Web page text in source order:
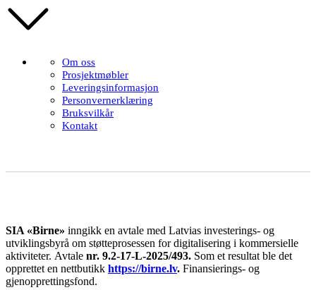
Om oss
Prosjektmøbler
Leveringsinformasjon
Personvernerklæring
Bruksvilkår
Kontakt
SIA «Birne» inngikk en avtale med Latvias investerings- og
utviklingsbyrå om støtteprosessen for digitalisering i kommersielle
aktiviteter. Avtale nr. 9.2-17-L-2025/493. Som et resultat ble det
opprettet en nettbutikk https://birne.lv. Finansierings- og
gjenopprettingsfond.